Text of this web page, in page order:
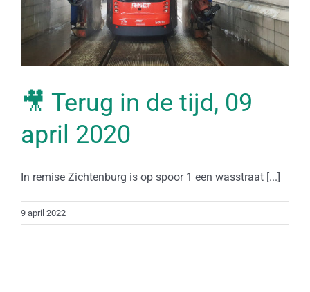
🎥 Terug in de tijd, 09
april 2020
In remise Zichtenburg is op spoor 1 een wasstraat [...]
9 april 2022